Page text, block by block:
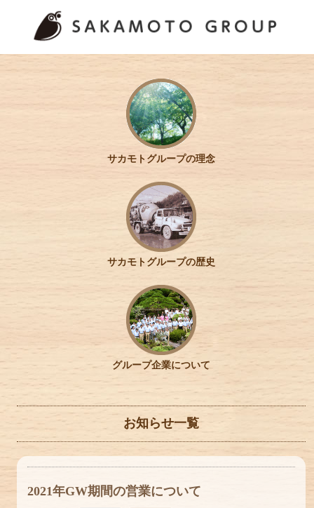
サカモトグループの理念
サカモトグループの歴史
グループ企業について
お知らせ一覧
2021年GW期間の営業について